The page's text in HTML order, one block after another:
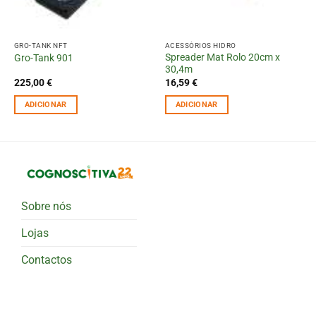
GRO-TANK NFT
Gro-Tank 901
225,00€
ADICIONAR
ACESSÓRIOS HIDRO
Spreader Mat Rolo 20cm x
30,4m
16,59€
ADICIONAR
Sobre nós
Lojas
Contactos